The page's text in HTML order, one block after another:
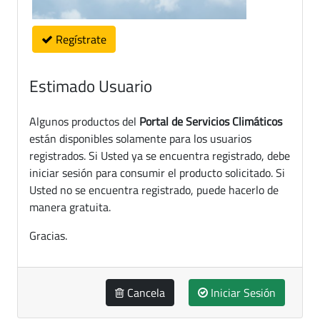
Regístrate
Estimado Usuario
Algunos productos del Portal de Servicios Climáticos
están disponibles solamente para los usuarios
registrados. Si Usted ya se encuentra registrado, debe
iniciar sesión para consumir el producto solicitado. Si
Usted no se encuentra registrado, puede hacerlo de
manera gratuita.
Gracias.
Cancela Iniciar Sesión